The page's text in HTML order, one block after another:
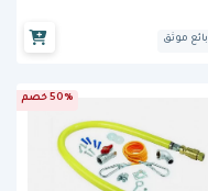
بائع موثق
50% خصم